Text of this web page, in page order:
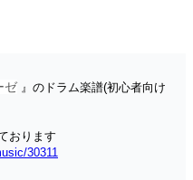
ゼ 』のドラム楽譜(初心者向け
おります
30311